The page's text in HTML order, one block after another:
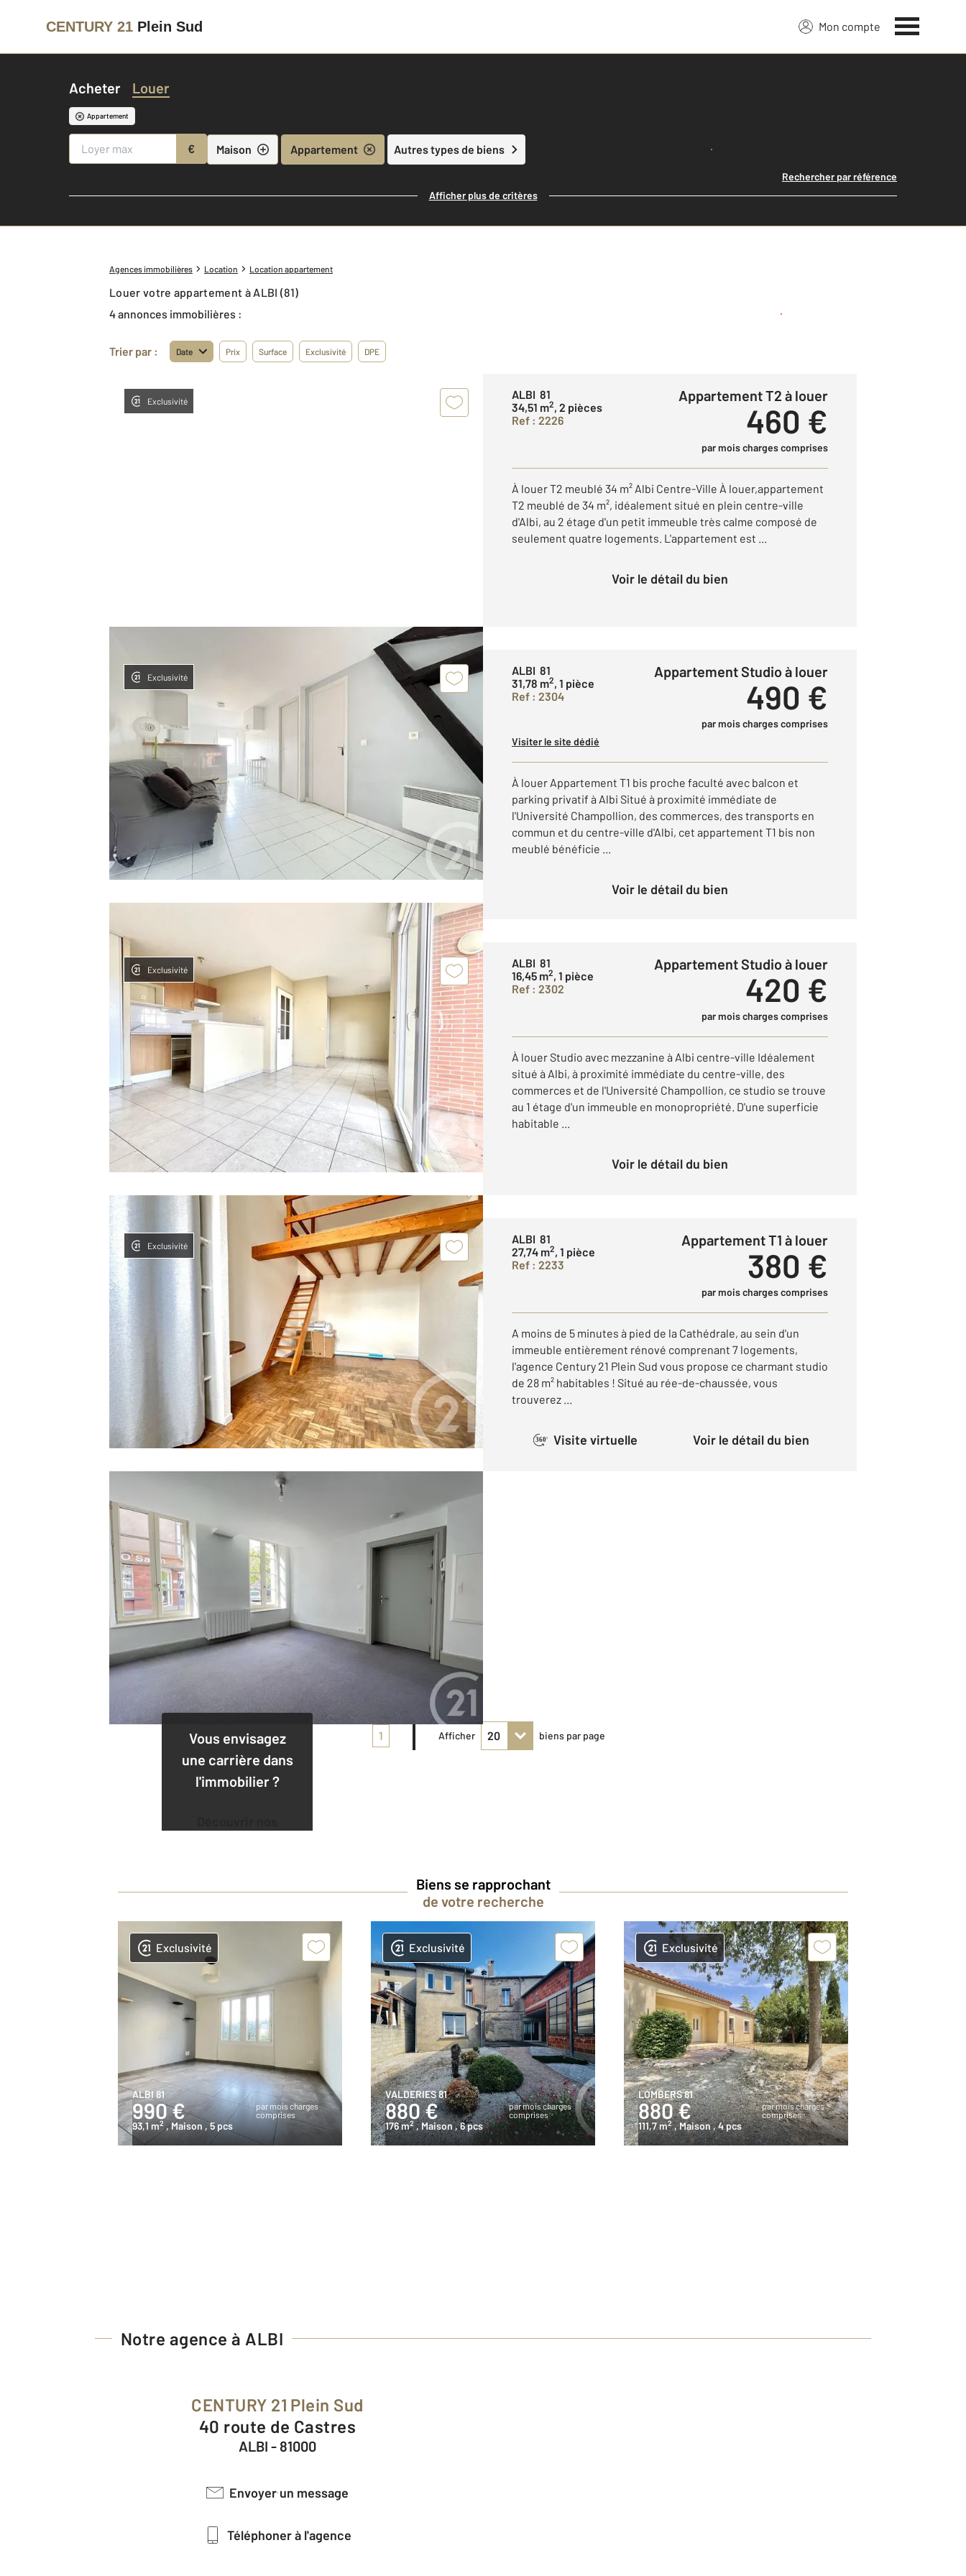
CENTURY 21 Plein Sud Mon compte
Acheter Louer
Appartement
€ Maison Appartement Autres types de biens Lancer ma recherche
Rechercher par référence
Afficher plus de critères
Agences immobilières Location Location appartement
Louer votre appartement à ALBI (81)
4 annonces immobilières :
Créer une alerte
Trier par : Date Prix Surface Exclusivité DPE
Exclusivité
ALBI 81
34,51 m2, 2 pièces
Ref : 2226
Appartement T2 à louer
460 €
par mois charges comprises
À louer T2 meublé 34 m² Albi Centre-Ville À louer,appartement
T2 meublé de 34 m², idéalement situé en plein centre-ville
d'Albi, au 2 étage d'un petit immeuble très calme composé de
seulement quatre logements. L'appartement est ...
Voir le détail du bien
Exclusivité
ALBI 81
31,78 m2, 1 pièce
Ref : 2304
Appartement Studio à louer
490 €
par mois charges comprises
Visiter le site dédié
À louer Appartement T1 bis proche faculté avec balcon et
parking privatif à Albi Situé à proximité immédiate de
l'Université Champollion, des commerces, des transports en
commun et du centre-ville d'Albi, cet appartement T1 bis non
meublé bénéficie ...
Voir le détail du bien
Exclusivité
ALBI 81
16,45 m2, 1 pièce
Ref : 2302
Appartement Studio à louer
420 €
par mois charges comprises
À louer Studio avec mezzanine à Albi centre-ville Idéalement
situé à Albi, à proximité immédiate du centre-ville, des
commerces et de l'Université Champollion, ce studio se trouve
au 1 étage d'un immeuble en monopropriété. D'une superficie
habitable ...
Voir le détail du bien
Exclusivité
ALBI 81
27,74 m2, 1 pièce
Ref : 2233
Appartement T1 à louer
380 €
par mois charges comprises
A moins de 5 minutes à pied de la Cathédrale, au sein d'un
immeuble entièrement rénové comprenant 7 logements,
l'agence Century 21 Plein Sud vous propose ce charmant studio
de 28 m² habitables ! Situé au rée-de-chaussée, vous
trouverez ...
360° Visite virtuelle Voir le détail du bien
Vous envisagez
une carrière dans
l'immobilier ?
1 Afficher biens par page
Biens se rapprochant
de votre recherche
Exclusivité
ALBI 81
990 €
par mois charges
comprises
93,1 m2 , Maison , 5 pcs
Exclusivité
VALDERIES 81
880 €
par mois charges
comprises
176 m2 , Maison, 6 pcs
Exclusivité
LOMBERS 81
880 €
par mois charges
comprises
111,7 m2 , Maison, 4 pcs
Notre agence à ALBI
CENTURY 21 Plein Sud
40 route de Castres
ALBI - 81000
Envoyer un message
Téléphoner à l'agence